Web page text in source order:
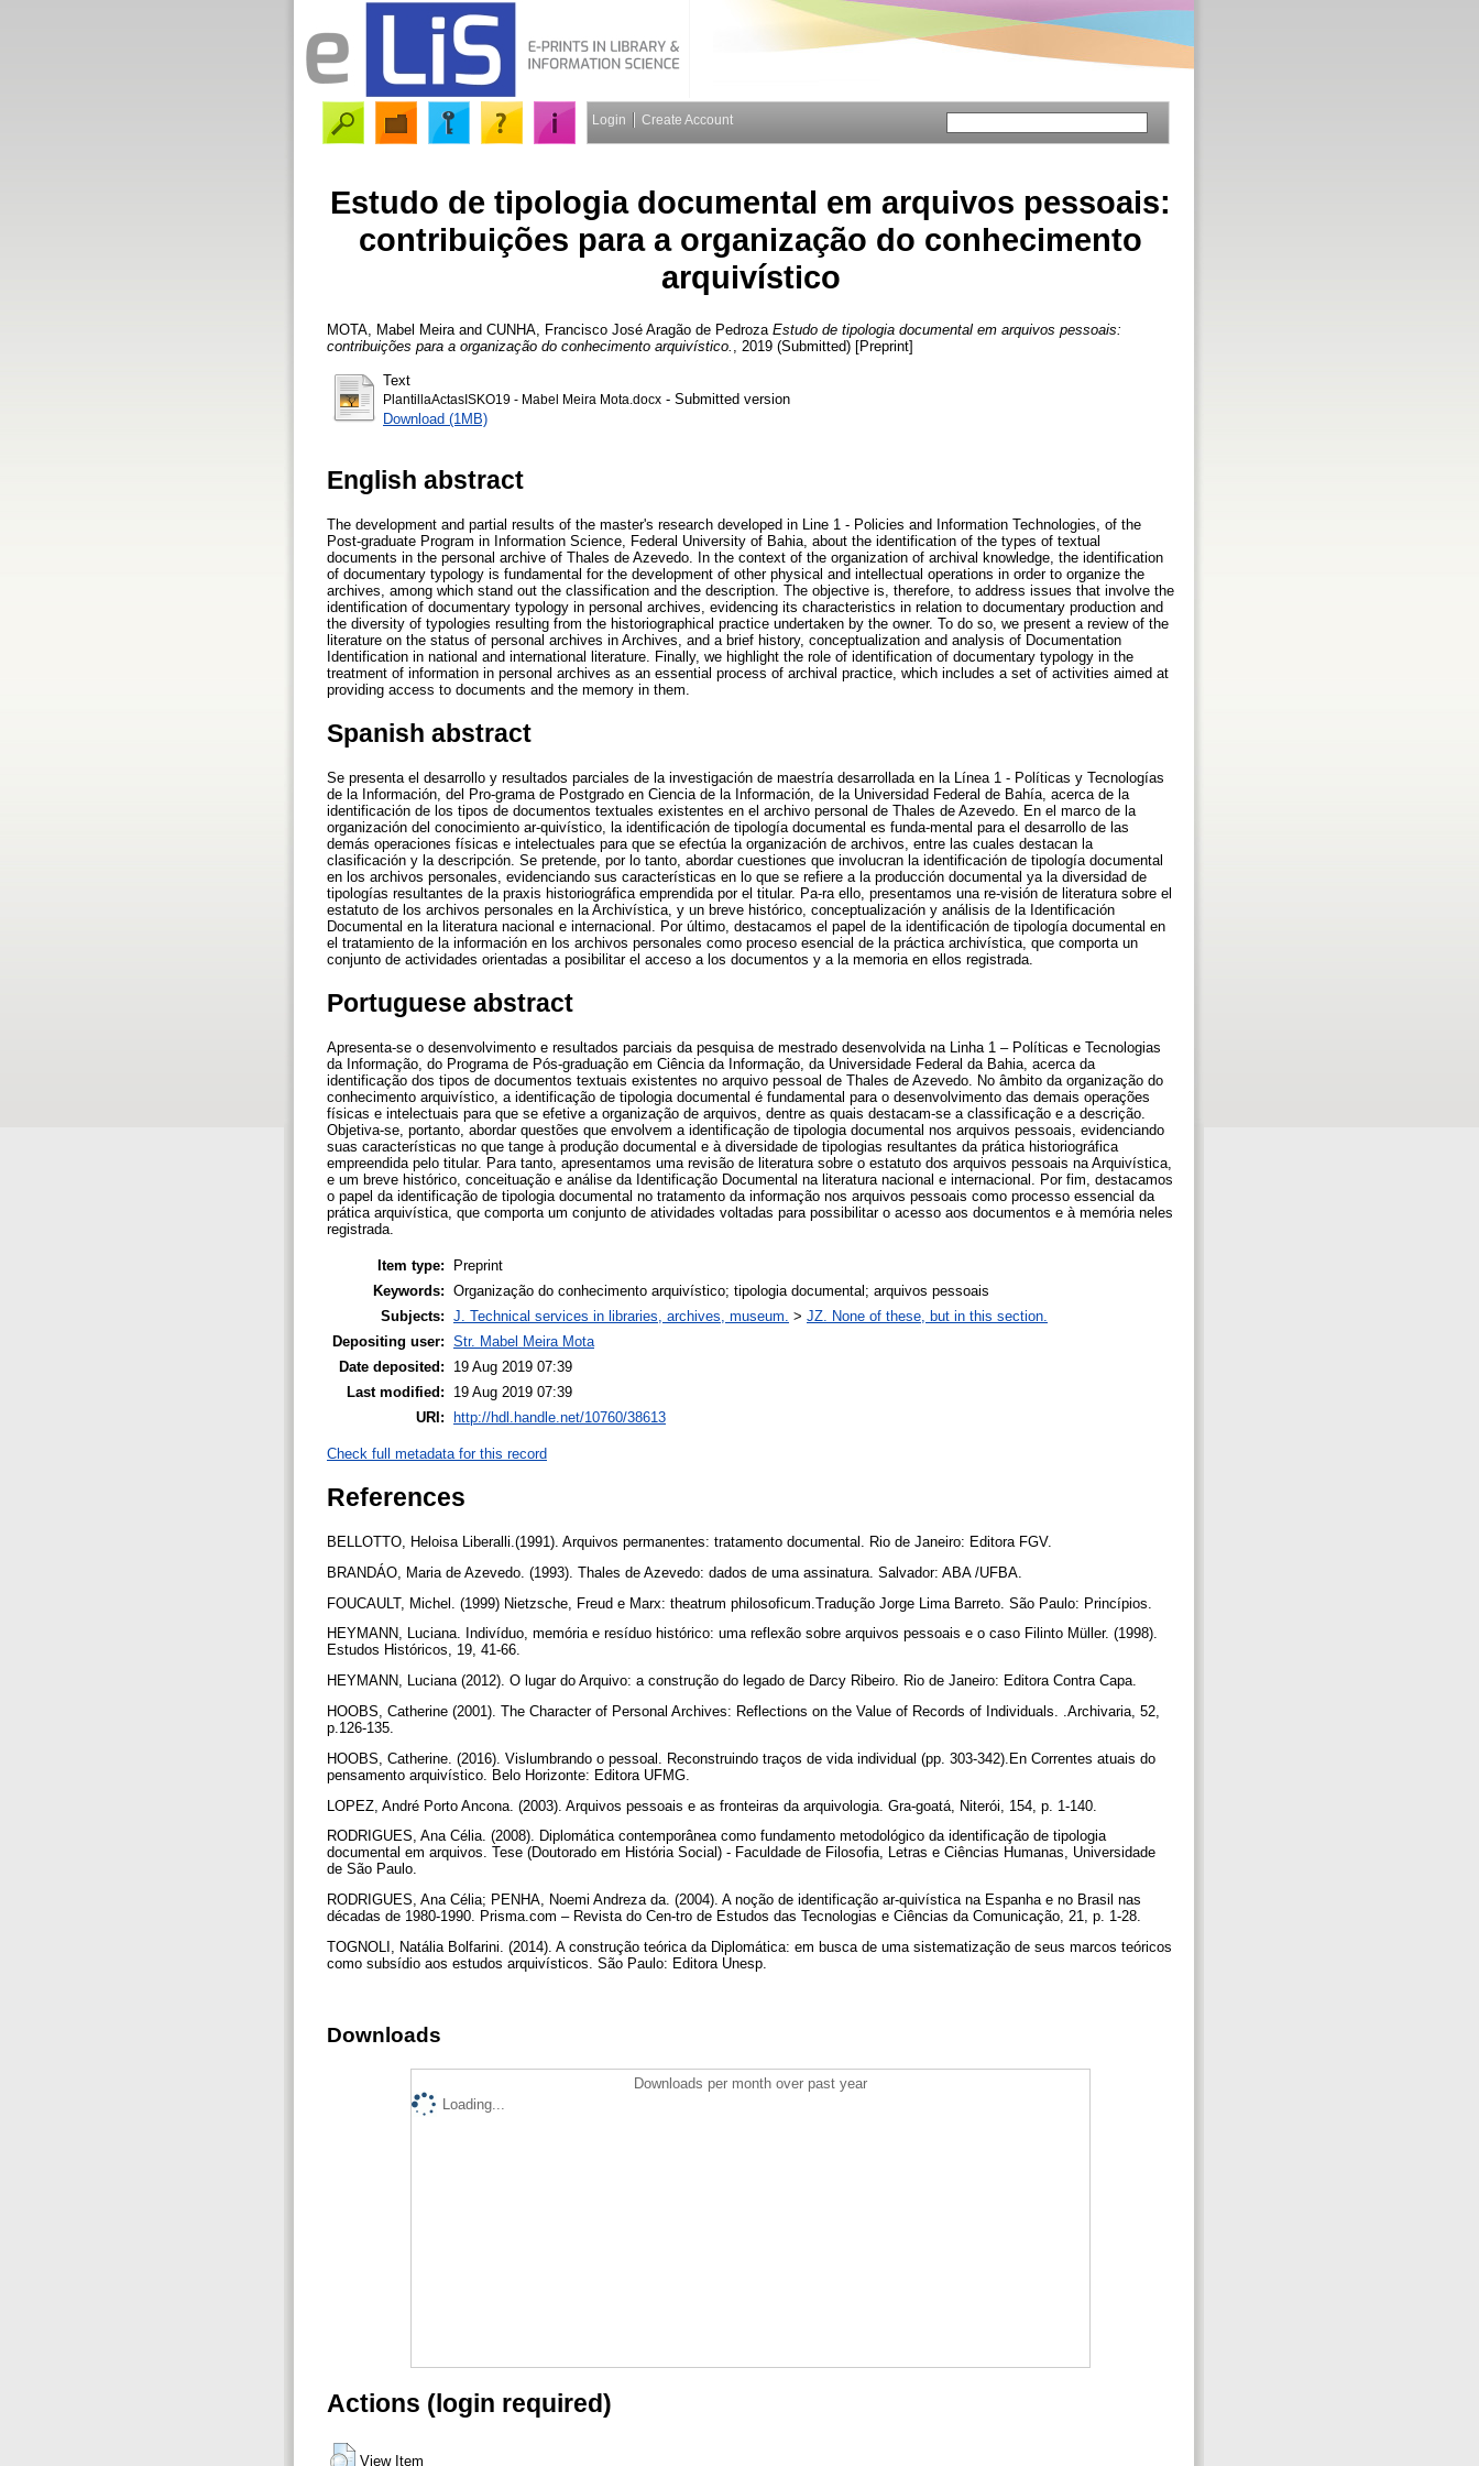
Login Create Account
Estudo de tipologia documental em arquivos pessoais:
contribuições para a organização do conhecimento
arquivístico
MOTA, Mabel Meira and CUNHA, Francisco José Aragão de Pedroza Estudo de tipologia documental em arquivos pessoais:
contribuições para a organização do conhecimento arquivístico.
, 2019 (Submitted) [Preprint]
Text
PlantillaActasISKO19 - Mabel Meira Mota.docx - Submitted version
Download (1MB)
English abstract
The development and partial results of the master's research developed in Line 1 - Policies and Information Technologies, of the
Post-graduate Program in Information Science, Federal University of Bahia, about the identification of the types of textual
documents in the personal archive of Thales de Azevedo. In the context of the organization of archival knowledge, the identification
of documentary typology is fundamental for the development of other physical and intellectual operations in order to organize the
archives, among which stand out the classification and the description. The objective is, therefore, to address issues that involve the
identification of documentary typology in personal archives, evidencing its characteristics in relation to documentary production and
the diversity of typologies resulting from the historiographical practice undertaken by the owner. To do so, we present a review of the
literature on the status of personal archives in Archives, and a brief history, conceptualization and analysis of Documentation
Identification in national and international literature. Finally, we highlight the role of identification of documentary typology in the
treatment of information in personal archives as an essential process of archival practice, which includes a set of activities aimed at
providing access to documents and the memory in them.
Spanish abstract
Se presenta el desarrollo y resultados parciales de la investigación de maestría desarrollada en la Línea 1 - Políticas y Tecnologías
de la Información, del Pro-grama de Postgrado en Ciencia de la Información, de la Universidad Federal de Bahía, acerca de la
identificación de los tipos de documentos textuales existentes en el archivo personal de Thales de Azevedo. En el marco de la
organización del conocimiento ar-quivístico, la identificación de tipología documental es funda-mental para el desarrollo de las
demás operaciones físicas e intelectuales para que se efectúa la organización de archivos, entre las cuales destacan la
clasificación y la descripción. Se pretende, por lo tanto, abordar cuestiones que involucran la identificación de tipología documental
en los archivos personales, evidenciando sus características en lo que se refiere a la producción documental ya la diversidad de
tipologías resultantes de la praxis historiográfica emprendida por el titular. Pa-ra ello, presentamos una re-visión de literatura sobre el
estatuto de los archivos personales en la Archivística, y un breve histórico, conceptualización y análisis de la Identificación
Documental en la literatura nacional e internacional. Por último, destacamos el papel de la identificación de tipología documental en
el tratamiento de la información en los archivos personales como proceso esencial de la práctica archivística, que comporta un
conjunto de actividades orientadas a posibilitar el acceso a los documentos y a la memoria en ellos registrada.
Portuguese abstract
Apresenta-se o desenvolvimento e resultados parciais da pesquisa de mestrado desenvolvida na Linha 1 – Políticas e Tecnologias
da Informação, do Programa de Pós-graduação em Ciência da Informação, da Universidade Federal da Bahia, acerca da
identificação dos tipos de documentos textuais existentes no arquivo pessoal de Thales de Azevedo. No âmbito da organização do
conhecimento arquivístico, a identificação de tipologia documental é fundamental para o desenvolvimento das demais operações
físicas e intelectuais para que se efetive a organização de arquivos, dentre as quais destacam-se a classificação e a descrição.
Objetiva-se, portanto, abordar questões que envolvem a identificação de tipologia documental nos arquivos pessoais, evidenciando
suas características no que tange à produção documental e à diversidade de tipologias resultantes da prática historiográfica
empreendida pelo titular. Para tanto, apresentamos uma revisão de literatura sobre o estatuto dos arquivos pessoais na Arquivística,
e um breve histórico, conceituação e análise da Identificação Documental na literatura nacional e internacional. Por fim, destacamos
o papel da identificação de tipologia documental no tratamento da informação nos arquivos pessoais como processo essencial da
prática arquivística, que comporta um conjunto de atividades voltadas para possibilitar o acesso aos documentos e à memória neles
registrada.
Item type:
Preprint
Keywords: Organização do conhecimento arquivístico; tipologia documental; arquivos pessoais
Subjects: J. Technical services in libraries, archives, museum. > JZ. None of these, but in this section.
Depositing user: Str. Mabel Meira Mota
Date deposited:
19 Aug 2019 07:39
Last modified:
19 Aug 2019 07:39
URI:
http://hdl.handle.net/10760/38613
Check full metadata for this record
References
BELLOTTO, Heloisa Liberalli.(1991). Arquivos permanentes: tratamento documental. Rio de Janeiro: Editora FGV.
BRANDÁO, Maria de Azevedo. (1993). Thales de Azevedo: dados de uma assinatura. Salvador: ABA /UFBA.
FOUCAULT, Michel. (1999) Nietzsche, Freud e Marx: theatrum philosoficum.Tradução Jorge Lima Barreto. São Paulo: Princípios.
HEYMANN, Luciana. Indivíduo, memória e resíduo histórico: uma reflexão sobre arquivos pessoais e o caso Filinto Müller. (1998).
Estudos Históricos, 19, 41-66.
HEYMANN, Luciana (2012). O lugar do Arquivo: a construção do legado de Darcy Ribeiro. Rio de Janeiro: Editora Contra Capa.
HOOBS, Catherine (2001). The Character of Personal Archives: Reflections on the Value of Records of Individuals. .Archivaria, 52,
p.126-135.
HOOBS, Catherine. (2016). Vislumbrando o pessoal. Reconstruindo traços de vida individual (pp. 303-342).En Correntes atuais do
pensamento arquivístico. Belo Horizonte: Editora UFMG.
LOPEZ, André Porto Ancona. (2003). Arquivos pessoais e as fronteiras da arquivologia. Gra-goatá, Niterói, 154, p. 1-140.
RODRIGUES, Ana Célia. (2008). Diplomática contemporânea como fundamento metodológico da identificação de tipologia
documental em arquivos. Tese (Doutorado em História Social) - Faculdade de Filosofia, Letras e Ciências Humanas, Universidade
de São Paulo.
RODRIGUES, Ana Célia; PENHA, Noemi Andreza da. (2004). A noção de identificação ar-quivística na Espanha e no Brasil nas
décadas de 1980-1990. Prisma.com – Revista do Cen-tro de Estudos das Tecnologias e Ciências da Comunicação, 21, p. 1-28.
TOGNOLI, Natália Bolfarini. (2014). A construção teórica da Diplomática: em busca de uma sistematização de seus marcos teóricos
como subsídio aos estudos arquivísticos. São Paulo: Editora Unesp.
Downloads
Downloads per month over past year
Loading...
Actions (login required)
View Item